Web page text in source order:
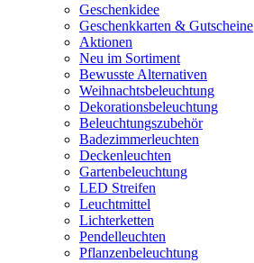
Geschenkidee
Geschenkkarten & Gutscheine
Aktionen
Neu im Sortiment
Bewusste Alternativen
Weihnachtsbeleuchtung
Dekorationsbeleuchtung
Beleuchtungszubehör
Badezimmerleuchten
Deckenleuchten
Gartenbeleuchtung
LED Streifen
Leuchtmittel
Lichterketten
Pendelleuchten
Pflanzenbeleuchtung